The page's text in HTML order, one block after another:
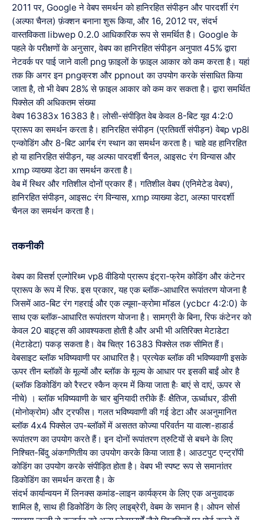
2011 पर, Google ने वेबप समर्थन को हानिरहित संपीड़न और पारदर्शी रंग
(अल्फा चैनल) फ़ंक्शन बनाना शुरू किया, और 16, 2012 पर, संदर्भ
वास्तविकता libwep 0.2.0 आधिकारिक रूप से समर्थित है। Google के
पहले के परीक्षणों के अनुसार, वेबप का हानिरहित संपीड़न अनुपात 45% द्वारा
नेटवर्क पर पाई जाने वाली png फ़ाइलों के फ़ाइल आकार को कम करता है। यहां
तक कि अगर इन pngक्रश और ppnout का उपयोग करके संसाधित किया
जाता है, तो भी वेबप 28% से फ़ाइल आकार को कम कर सकता है। द्वारा समर्थित
पिक्सेल की अधिकतम संख्या
वेबप 16383x 16383 है। लोसी-संपीड़ित वेब केवल 8-बिट यूव 4:2:0
प्रारूप का समर्थन करता है। हानिरहित संपीड़न (प्रतिवर्ती संपीड़न) वेबp vp8l
एन्कोडिंग और 8-बिट आर्गब रंग स्थान का समर्थन करता है। चाहे वह हानिरहित
हो या हानिरहित संपीड़न, यह अल्फा पारदर्शी चैनल, आइसc रंग विन्यास और
xmp व्याख्या डेटा का समर्थन करता है।
वेब में स्थिर और गतिशील दोनों प्रकार हैं। गतिशील वेबप (एनिमेटेड वेबप),
हानिरहित संपीड़न, आइसc रंग विन्यास, xmp व्याख्या डेटा, अल्फा पारदर्शी
चैनल का समर्थन करता है।
तकनीकी
वेबप का विसर्श एल्गोरिथ्म vp8 वीडियो प्रारूप इंट्रा-फ्रेम कोडिंग और कंटेनर
प्रारूप के रूप में रिफ. इस प्रकार, यह एक ब्लॉक-आधारित रूपांतरण योजना है
जिसमें आठ-बिट रंग गहराई और एक ल्यूमा-क्रोमा मॉडल (ycbcr 4:2:0) के
साथ एक ब्लॉक-आधारित रूपांतरण योजना है। सामग्री के बिना, रिफ कंटेनर को
केवल 20 बाइट्स की आवश्यकता होती है और अभी भी अतिरिक्त मेटाडेटा
(मेटाडेटा) पकड़ सकता है। वेब चित्र 16383 पिक्सेल तक सीमित हैं।
वेबसाइट ब्लॉक भविष्यवाणी पर आधारित है। प्रत्येक ब्लॉक की भविष्यवाणी इसके
ऊपर तीन ब्लॉकों के मूल्यों और ब्लॉक के मूल्य के आधार पर इसकी बाईं ओर है
(ब्लॉक डिकोडिंग को रैस्टर स्कैन क्रम में किया जाता हैः बाएं से दाएं, ऊपर से
नीचे) । ब्लॉक भविष्यवाणी के चार बुनियादी तरीके हैंः क्षैतिज, ऊर्ध्वाधर, डीसी
(मोनोक्रोम) और ट्रफीस। गलत भविष्यवाणी की गई डेटा और अअनुमानित
ब्लॉक 4x4 पिक्सेल उप-ब्लॉकों में असतत कोज्या परिवर्तन या वाल्श-हाडार्ड
रूपांतरण का उपयोग करते हैं। इन दोनों रूपांतरण त्रुटियों से बचने के लिए
निश्चित-बिंदु अंकगणितीय का उपयोग करके किया जाता है। आउटपुट एन्ट्रॉपी
कोडिंग का उपयोग करके संपीड़ित होता है। वेबप भी स्पष्ट रूप से समानांतर
डिकोडिंग का समर्थन करता है। के
संदर्भ कार्यान्वयन में लिनक्स कमांड-लाइन कार्यक्रम के लिए एक अनुवादक
शामिल है, साथ ही डिकोडिंग के लिए लाइब्रेरी, वेबम के समान है। ओपन सोर्स